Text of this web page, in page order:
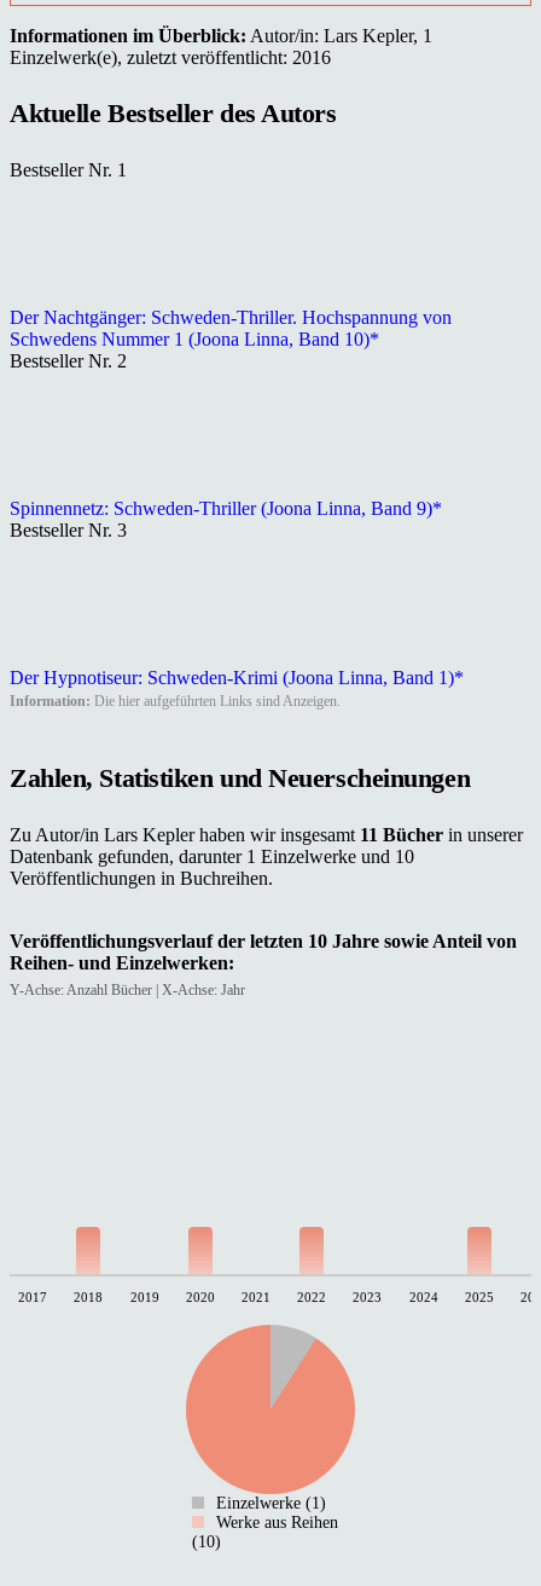
Informationen im Überblick: Autor/in: Lars Kepler, 1
Einzelwerk(e), zuletzt veröffentlicht: 2016
Aktuelle Bestseller des Autors
Bestseller Nr. 1
Der Nachtgänger: Schweden-Thriller. Hochspannung von
Schwedens Nummer 1 (Joona Linna, Band 10)*
Bestseller Nr. 2
Spinnennetz: Schweden-Thriller (Joona Linna, Band 9)*
Bestseller Nr. 3
Der Hypnotiseur: Schweden-Krimi (Joona Linna, Band 1)*
Information: Die hier aufgeführten Links sind Anzeigen.
Zahlen, Statistiken und Neuerscheinungen
Zu Autor/in Lars Kepler haben wir insgesamt 11 Bücher in unserer
Datenbank gefunden, darunter 1 Einzelwerke und 10
Veröffentlichungen in Buchreihen.
Veröffentlichungsverlauf der letzten 10 Jahre sowie Anteil von
Reihen- und Einzelwerken:
Y-Achse: Anzahl Bücher | X-Achse: Jahr
2017 2018 2019 2020 2021 2022 2023 2024 2025
Einzelwerke (1)
Werke aus Reihen
(10)